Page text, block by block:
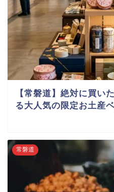
【常磐道】絶対に買い
る大人気の限定お土産
常磐道